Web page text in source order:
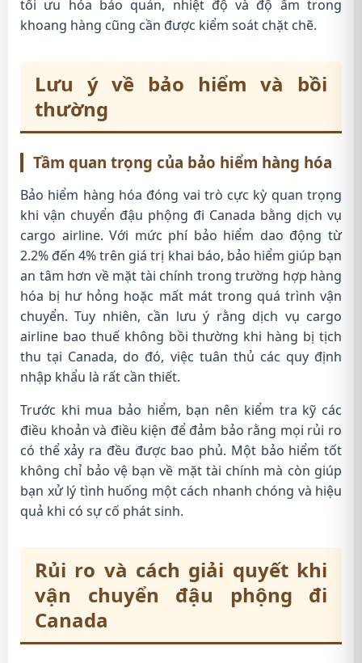
tối ưu hóa bảo quản, nhiệt độ và độ ẩm trong
khoang hàng cũng cần được kiểm soát chặt chẽ.
Lưu ý về bảo hiểm và bồi
thường
Tầm quan trọng của bảo hiểm hàng hóa
Bảo hiểm hàng hóa đóng vai trò cực kỳ quan trọng
khi vận chuyển đậu phộng đi Canada bằng dịch vụ
cargo airline. Với mức phí bảo hiểm dao động từ
2.2% đến 4% trên giá trị khai báo, bảo hiểm giúp bạn
an tâm hơn về mặt tài chính trong trường hợp hàng
hóa bị hư hỏng hoặc mất mát trong quá trình vận
chuyển. Tuy nhiên, cần lưu ý rằng dịch vụ cargo
airline bao thuế không bồi thường khi hàng bị tịch
thu tại Canada, do đó, việc tuân thủ các quy định
nhập khẩu là rất cần thiết.
Trước khi mua bảo hiểm, bạn nên kiểm tra kỹ các
điều khoản và điều kiện để đảm bảo rằng mọi rủi ro
có thể xảy ra đều được bao phủ. Một bảo hiểm tốt
không chỉ bảo vệ bạn về mặt tài chính mà còn giúp
bạn xử lý tình huống một cách nhanh chóng và hiệu
quả khi có sự cố phát sinh.
Rủi ro và cách giải quyết khi
vận chuyển đậu phộng đi
Canada